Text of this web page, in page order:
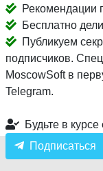
Рекомендации
Бесплатно
Публикуем
подписчиков.
MoscowSoft в
Telegram.
Будьте в
Подписаться